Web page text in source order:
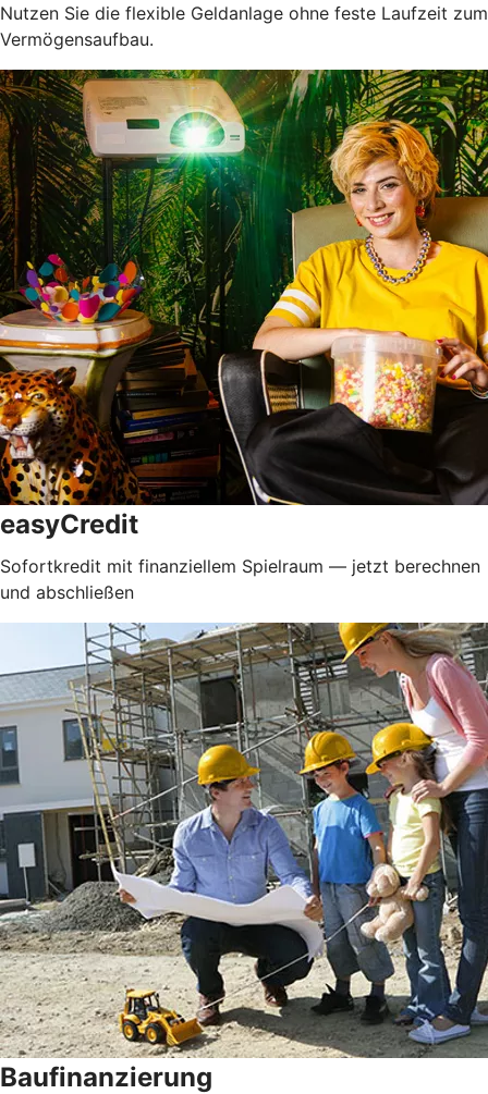
Nutzen Sie die flexible Geldanlage ohne feste Laufzeit zum
Vermögensaufbau.
easyCredit
Sofortkredit mit finanziellem Spielraum — jetzt berechnen
und abschließen
Baufinanzierung